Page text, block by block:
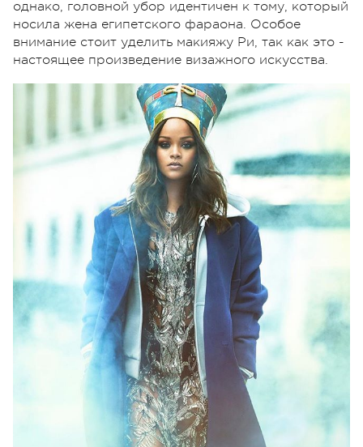
однако, головной убор идентичен к тому, который
носила жена египетского фараона. Особое
внимание стоит уделить макияжу Ри, так как это -
настоящее произведение визажного искусства.